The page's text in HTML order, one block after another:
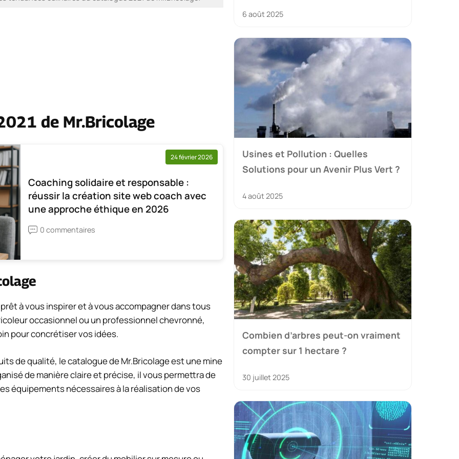
de Mr.Bricolage
24 février 2026
Coaching solidaire et responsable :
réussir la création site web coach avec
une approche éthique en 2026
0 commentaires
à vous inspirer et à vous accompagner dans tous
occasionnel ou un professionnel chevronné,
pour concrétiser vos idées.
de qualité, le catalogue de Mr.Bricolage est une mine
de manière claire et précise, il vous permettra de
équipements nécessaires à la réalisation de vos
6 août 2025
Usines et Pollution : Quelles
Solutions pour un Avenir Plus Vert ?
4 août 2025
Combien d’arbres peut-on vraiment
compter sur 1 hectare ?
30 juillet 2025